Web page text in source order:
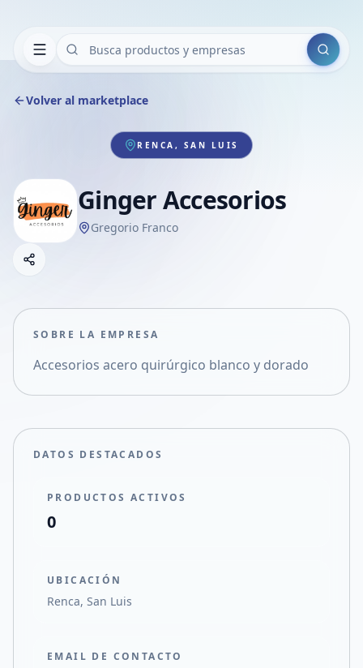
Buscar
Volver al marketplace
RENCA, SAN LUIS
Ginger Accesorios
Gregorio Franco
Compartir empresa
Compartir en X
SOBRE LA EMPRESA
Accesorios acero quirúrgico blanco y dorado
DATOS DESTACADOS
PRODUCTOS ACTIVOS
0
UBICACIÓN
Renca, San Luis
EMAIL DE CONTACTO